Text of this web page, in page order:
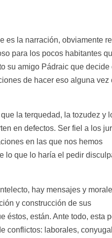
es la narración, obviamente
para los pocos habitantes
su amigo Pádraic que decide
de hacer eso alguna vez
la terquedad, la tozudez y
en defectos. Ser fiel a los
en las que nos hemos
lo que lo haría el pedir
hay mensajes y
y construcción de sus
éstos, están. Ante todo, esta
conflictos: laborales,